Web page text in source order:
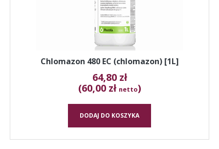
Chlomazon 480 EC (chlomazon) [1L]
64,80 zł
(60,00 zł netto)
DODAJ DO KOSZYKA